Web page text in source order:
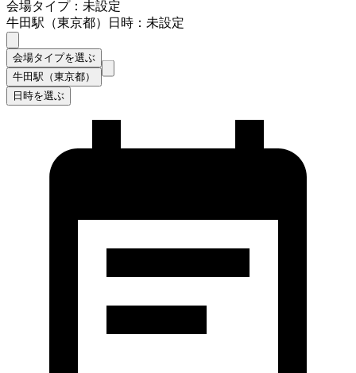
会場タイプ：未設定
牛田駅（東京都）
日時：未設定
会場タイプを選ぶ
牛田駅（東京都）
日時を選ぶ